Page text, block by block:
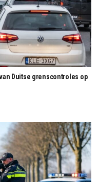
Duitse grenscontroles op